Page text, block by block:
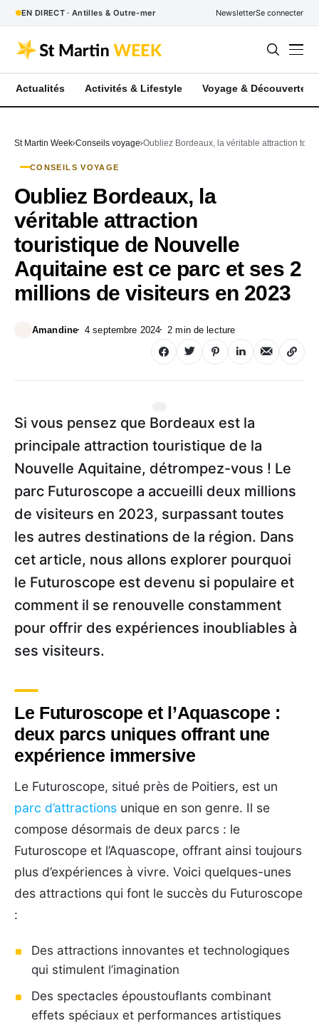
EN DIRECT · Antilles & Outre-mer NewsletterSe connecter
Actualités Activités & Lifestyle Voyage & Découverte
St Martin Week Conseils voyage Oubliez Bordeaux, la véritable attraction
CONSEILS VOYAGE
Oubliez Bordeaux, la
véritable attraction
touristique de Nouvelle
Aquitaine est ce parc et ses 2
millions de visiteurs en 2023
Amandine 4 septembre 2024 2 min de lecture
Si vous pensez que Bordeaux est la
principale attraction touristique de la
Nouvelle Aquitaine, détrompez-vous ! Le
parc Futuroscope a accueilli deux millions
de visiteurs en 2023, surpassant toutes
les autres destinations de la région. Dans
cet article, nous allons explorer pourquoi
le Futuroscope est devenu si populaire et
comment il se renouvelle constamment
pour offrir des expériences inoubliables à
ses visiteurs.
Le Futuroscope et l’Aquascope :
deux parcs uniques offrant une
expérience immersive
Le Futuroscope, situé près de Poitiers, est un
parc d’attractions unique en son genre. Il se
compose désormais de deux parcs : le
Futuroscope et l’Aquascope, offrant ainsi toujours
plus d’expériences à vivre. Voici quelques-unes
des attractions qui font le succès du Futuroscope
:
Des attractions innovantes et technologiques
qui stimulent l’imagination
Des spectacles époustouflants combinant
effets spéciaux et performances artistiques